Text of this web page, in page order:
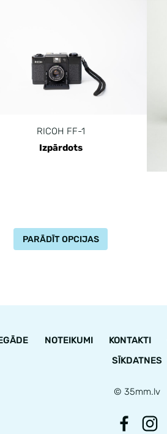
RICOH FF-1
Izpārdots
PARĀDĪT OPCIJAS
NOTEIKUMI KONTAKTI
SĪKDATNES
© 35mm.lv